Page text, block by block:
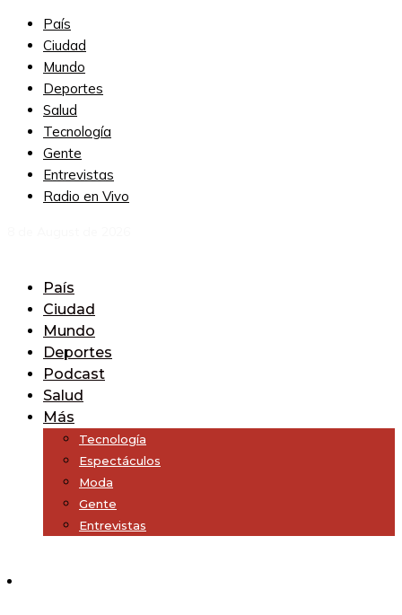
País
Ciudad
Mundo
Deportes
Salud
Tecnología
Gente
Entrevistas
Radio en Vivo
País
Ciudad
Mundo
Deportes
Podcast
Salud
Más
Tecnología
Espectáculos
Moda
Gente
Entrevistas